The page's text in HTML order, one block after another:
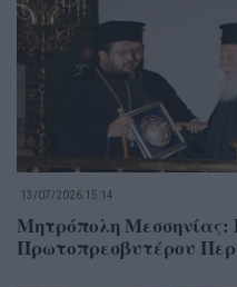
13/07/2026 15:14
Μητρόπολη Μεσσηνίας:
Πρωτοπρεσβυτέρου